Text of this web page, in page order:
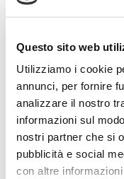
Questo sito web
Utilizziamo i cookie
annunci, per fornire
analizzare il nostro
informazioni sul
nostri partner che si
pubblicità e social
con altre
Ho acquistato un
microfono
cavi vari come
strumento è a dir
prodotti è di alto